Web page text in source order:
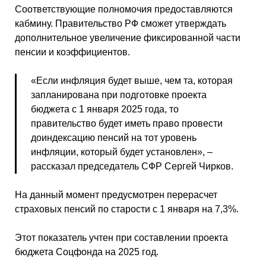
Соответствующие полномочия предоставляются
кабмину. Правительство РФ сможет утверждать
дополнительное увеличение фиксированной части
пенсии и коэффициентов.
«Если инфляция будет выше, чем та, которая
запланирована при подготовке проекта
бюджета с 1 января 2025 года, то
правительство будет иметь право провести
доиндексацию пенсий на тот уровень
инфляции, который будет установлен», –
рассказал председатель СФР Сергей Чирков.
На данный момент предусмотрен перерасчет
страховых пенсий по старости с 1 января на 7,3%.
Этот показатель учтен при составлении проекта
бюджета Соцфонда на 2025 год.